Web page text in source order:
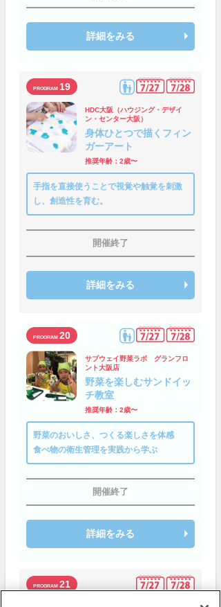
詳細をみる
19
HDC大阪（ハウジング・デザイ
ン・センター大阪）
身体ひとつで描くフィン
ガーアート
推奨年齢：2歳〜
手指を直接使うことで視覚や触覚を刺激
し、創造性を育む。
開催終了
詳細をみる
20
サブウェイ野菜ラボ グランフロ
ント大阪店
野菜を楽しむサンドイッ
チ教室
推奨年齢：2歳〜
野菜のおいしさ、つくる楽しさを体感
食べ物の衛生管理を実践から学ぶ
開催終了
詳細をみる
21